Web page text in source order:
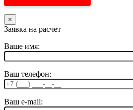
×
Заявка на расчет
Ваше имя:
Ваш телефон:
Ваш e-mail: